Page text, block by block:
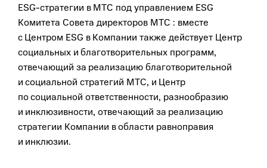
ESG-стратегии в МТС под управлением ESG
Комитета Совета директоров МТС : вместе
с Центром ESG в Компании также действует Центр
социальных и благотворительных программ,
отвечающий за реализацию благотворительной
и социальной стратегий МТС, и Центр
по социальной ответственности, разнообразию
и инклюзивности, отвечающий за реализацию
стратегии Компании в области равноправия
и инклюзии.